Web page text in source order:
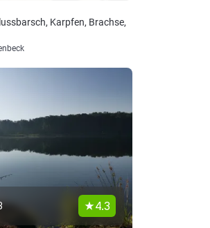
Karpfen, Brachse,
4.3